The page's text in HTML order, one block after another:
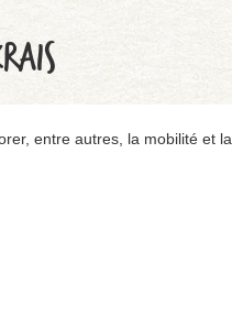
entre autres, la mobilité et la